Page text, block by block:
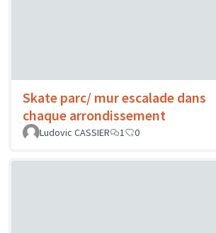
Skate parc/ mur escalade dans
chaque arrondissement
Ludovic CASSIER
1 0